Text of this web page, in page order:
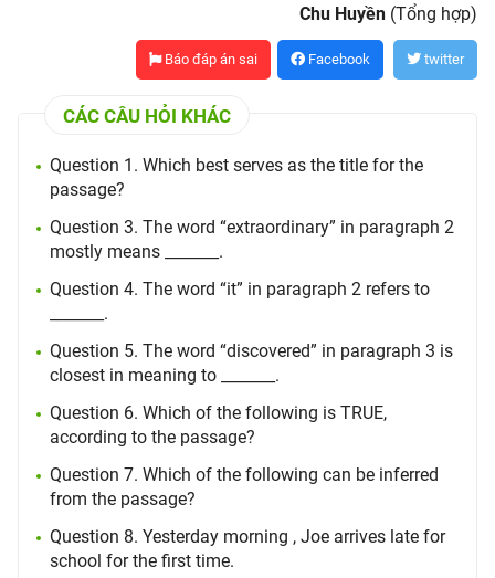
Chu Huyền (Tổng hợp)
Báo đáp án sai Facebook twitter
CÁC CÂU HỎI KHÁC
Question 1. Which best serves as the title for the
passage?
Question 3. The word “extraordinary” in paragraph 2
mostly means _______.
Question 4. The word “it” in paragraph 2 refers to
_______.
Question 5. The word “discovered” in paragraph 3 is
closest in meaning to _______.
Question 6. Which of the following is TRUE,
according to the passage?
Question 7. Which of the following can be inferred
from the passage?
Question 8. Yesterday morning , Joe arrives late for
school for the first time.